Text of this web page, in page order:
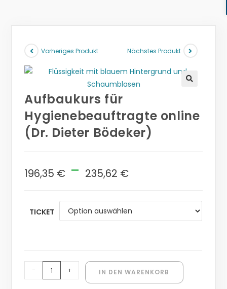
Vorheriges Produkt Nächstes Produkt
Aufbaukurs für
Hygienebeauftragte online
(Dr. Dieter Bödeker)
196,35 € - 235,62 €
TICKET
- + IN DEN WARENKORB